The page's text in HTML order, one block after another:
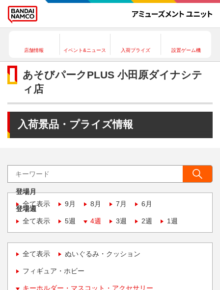
店舗情報 イベント&ニュース 入荷プライズ 設置ゲーム機
あそびパークPLUS 小田原ダイナシテ
ィ店
入荷景品・プライズ情報
登場月
全て表示
9月 8月 7月 6月
登場週
全て表示
5週 4週 3週 2週 1週
全て表示 ぬいぐるみ・クッション
フィギュア・ホビー
キーホルダー・マスコット・アクセサリー